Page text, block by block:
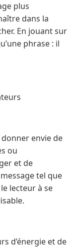
plus
dans la
En jouant sur
phrase : il
envie de
ou
et de
tel que
lecteur à se
d’énergie et de